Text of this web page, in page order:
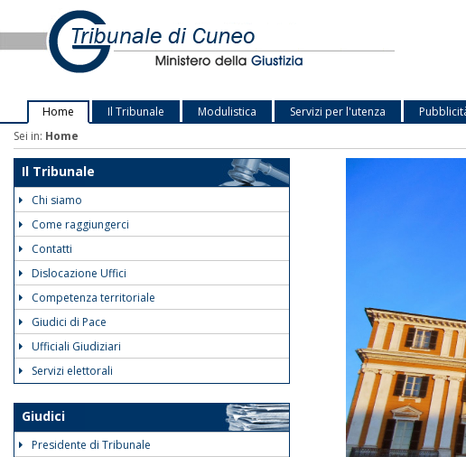
Home Il Tribunale Modulistica Servizi per l'utenza
Sei in: Home
Il Tribunale
Chi siamo
Come raggiungerci
Contatti
Dislocazione Uffici
Competenza territoriale
Giudici di Pace
Ufficiali Giudiziari
Servizi elettorali
Giudici
Presidente di Tribunale